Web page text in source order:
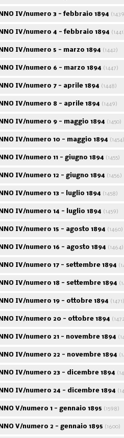
IV/numero 3 - febbraio 1894
IV/numero 4 - febbraio 1894
IV/numero 5 - marzo 1894 (1442)
IV/numero 6 - marzo 1894 (1447)
IV/numero 7 - aprile 1894 (1448)
IV/numero 8 - aprile 1894 (1449)
IV/numero 9 - maggio 1894 (1450)
IV/numero 10 - maggio 1894 (1454)
IV/numero 11 - giugno 1894 (1455)
IV/numero 12 - giugno 1894 (1456)
IV/numero 13 - luglio 1894 (1458)
IV/numero 14 - luglio 1894 (1459)
IV/numero 15 - agosto 1894 (1460)
IV/numero 16 - agosto 1894 (1464)
IV/numero 17 - settembre 1894
IV/numero 18 - settembre 1894
IV/numero 19 - ottobre 1894 (1471)
IV/numero 20 - ottobre 1894
IV/numero 21 - novembre 1894
IV/numero 22 - novembre 1894
IV/numero 23 - dicembre 1894
IV/numero 24 - dicembre 1894
V/numero 1 - gennaio 1895 (1598)
V/numero 2 - gennaio 1895 (1600)
Corso sugli scrittori